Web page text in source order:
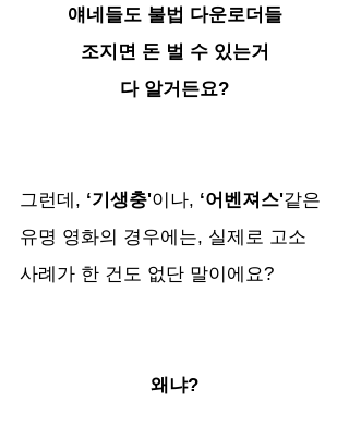
얘네들도 불법 다운로더들
조지면 돈 벌 수 있는거
다 알거든요?
그런데, ‘기생충'이나, ‘어벤져스'같은
유명 영화의 경우에는, 실제로 고소
사례가 한 건도 없단 말이에요?
왜냐?